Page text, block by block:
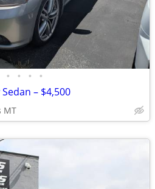
• • • •
– $4,500
MT